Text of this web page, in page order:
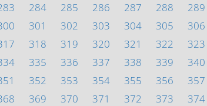
284 285 286 287 288 289
301 302 303 304 305 306
318 319 320 321 322 323
335 336 337 338 339 340
352 353 354 355 356 357
369 370 371 372 373 374